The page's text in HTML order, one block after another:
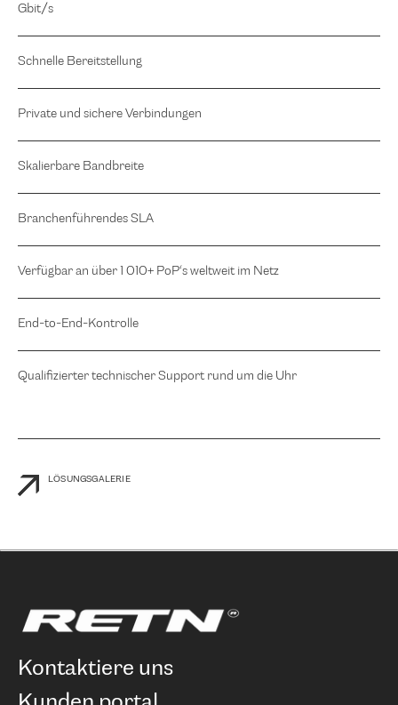
Gbit/s
Schnelle Bereitstellung
Private und sichere Verbindungen
Skalierbare Bandbreite
Branchenführendes SLA
Verfügbar an über 1 010+ PoP‘s weltweit im Netz
End-to-End-Kontrolle
Qualifizierter technischer Support rund um die Uhr
LÖSUNGSGALERIE
kontaktiere uns